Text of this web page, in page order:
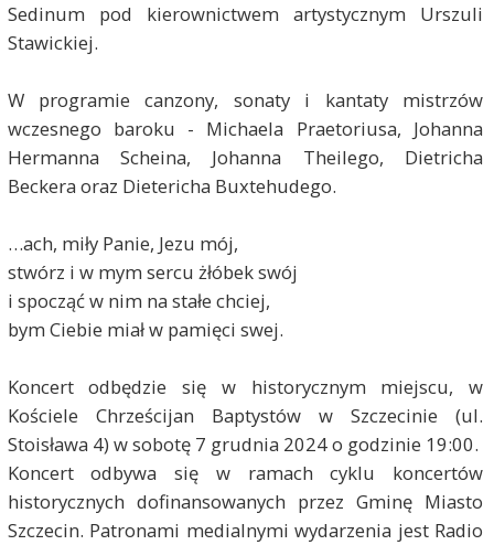
Sedinum pod kierownictwem artystycznym Urszuli
Stawickiej.
W programie canzony, sonaty i kantaty mistrzów
wczesnego baroku - Michaela Praetoriusa, Johanna
Hermanna Scheina, Johanna Theilego, Dietricha
Beckera oraz Dietericha Buxtehudego.
…ach, miły Panie, Jezu mój,
stwórz i w mym sercu żłóbek swój
i spocząć w nim na stałe chciej,
bym Ciebie miał w pamięci swej.
Koncert odbędzie się w historycznym miejscu, w
Kościele Chrześcijan Baptystów w Szczecinie (ul.
Stoisława 4) w sobotę 7 grudnia 2024 o godzinie 19:00.
Koncert odbywa się w ramach cyklu koncertów
historycznych dofinansowanych przez Gminę Miasto
Szczecin. Patronami medialnymi wydarzenia jest Radio